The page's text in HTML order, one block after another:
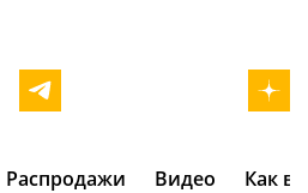
Распродажи Видео Как